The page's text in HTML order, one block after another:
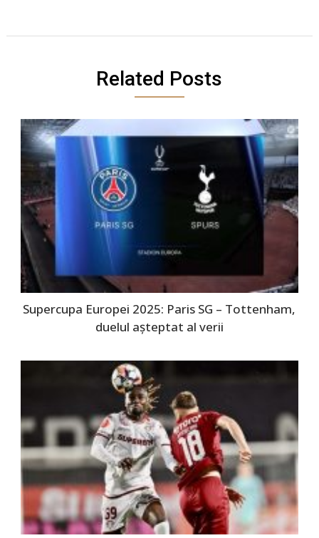
Related Posts
Supercupa Europei 2025: Paris SG – Tottenham,
duelul așteptat al verii